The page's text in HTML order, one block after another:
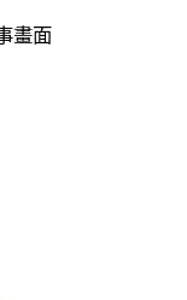
畫面